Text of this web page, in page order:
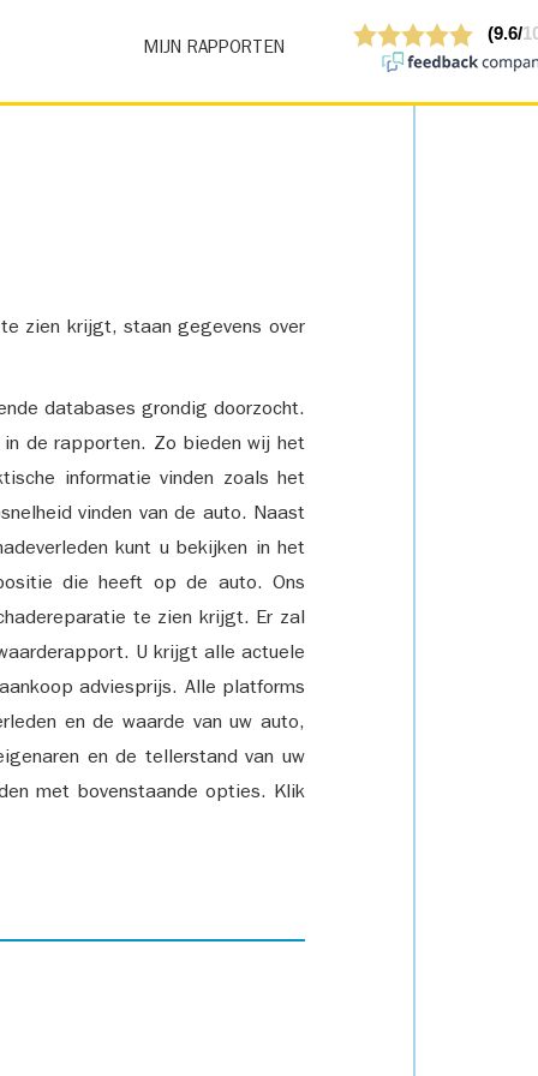
MIJN RAPPORTEN
zien krijgt, staan gegevens over
databases grondig doorzocht.
de rapporten. Zo bieden wij het
informatie vinden zoals het
vinden van de auto. Naast
kunt u bekijken in het
die heeft op de auto. Ons
te zien krijgt. Er zal
U krijgt alle actuele
adviesprijs. Alle platforms
en de waarde van uw auto,
en de tellerstand van uw
met bovenstaande opties. Klik